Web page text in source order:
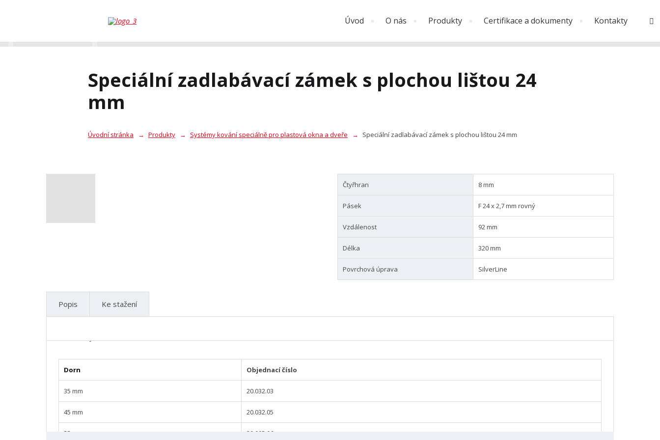
Úvod O nás Produkty Certifikace a dokumenty Kontakty
Speciální zadlabávací zámek s plochou lištou 24
mm
Úvodní stránka Produkty Systémy kování speciálně pro plastová okna a dveře Speciální zadlabávací zámek s plochou lištou 24 mm
Čtyřhran 8 mm
Pásek F 24 x 2,7 mm rovný
Vzdálenost 92 mm
Délka 320 mm
Povrchová úprava SilverLine
Popis
Dorn Objednací číslo
35 mm 20.032.03
45 mm 20.032.05
55 mm 20.005.06
Ke stažení
Kontaktní formulář